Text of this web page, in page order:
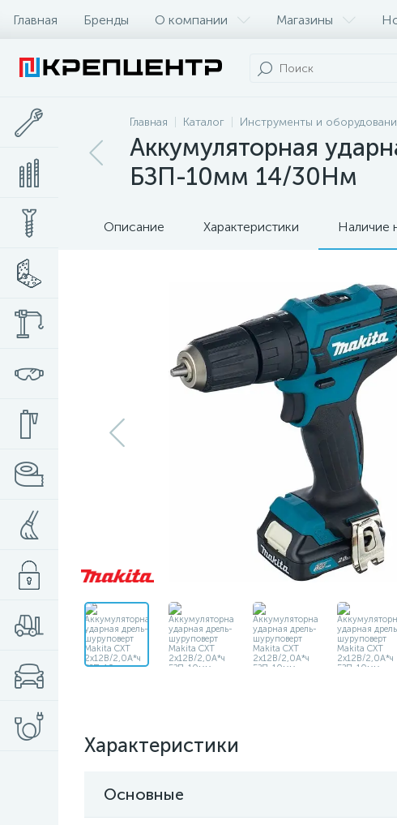
Главная Бренды О компании Магазины
Главная Каталог Инструменты и
Аккумуляторная
БЗП-10мм 14/30Нм
Описание Характеристики Наличие
Характеристики
Основные